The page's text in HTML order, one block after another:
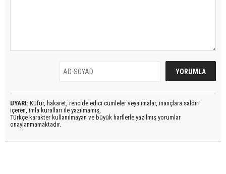
UYARI: Küfür, hakaret, rencide edici cümleler veya imalar, inançlara saldırı
içeren, imla kuralları ile yazılmamış,
Türkçe karakter kullanılmayan ve büyük harflerle yazılmış yorumlar
onaylanmamaktadır.